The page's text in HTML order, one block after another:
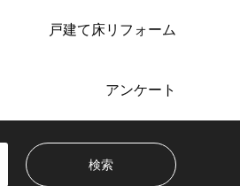
戸建て床リフォーム
アンケート